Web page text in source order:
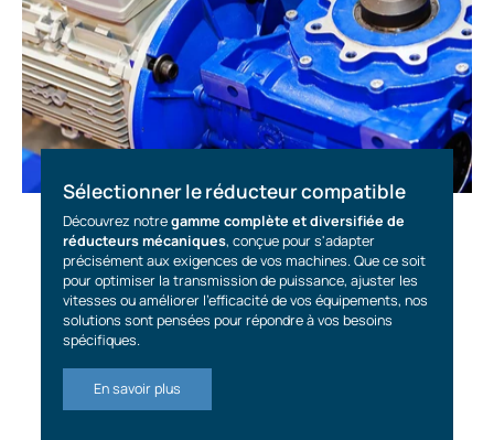
Sélectionner le réducteur compatible
Découvrez notregamme complète et diversifiée de
réducteurs mécaniques, conçue pour s'adapter
précisément aux exigences de vos machines. Que ce soit
pour optimiser la transmission de puissance, ajuster les
vitesses ou améliorer l'efficacité de vos équipements, nos
solutions sont pensées pour répondre à vos besoins
spécifiques.
En savoir plus